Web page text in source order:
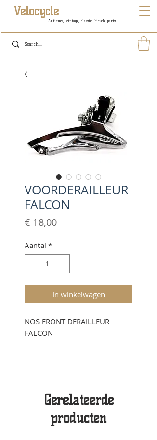
Antiques, vintage, classic, bicycle parts
Velocycle
VOORDERAILLEUR
FALCON
€ 18,00Prijs
Aantal *
In winkelwagen
NOS FRONT DERAILLEUR
FALCON
Gerelateerde
producten